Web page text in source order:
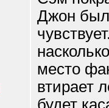
Джон был
место
втирает
будет